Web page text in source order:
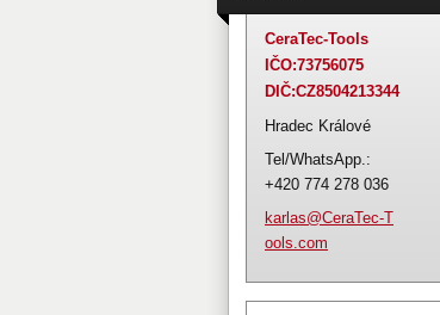
CeraTec-Tools
IČO:73756075
DIČ:CZ8504213344
Hradec Králové
Tel/WhatsApp.:
+420 774 278 036
karlas@CeraTec-T
ools.com